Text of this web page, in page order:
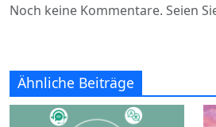
Noch keine Kommentare. Seien
Ähnliche Beiträge